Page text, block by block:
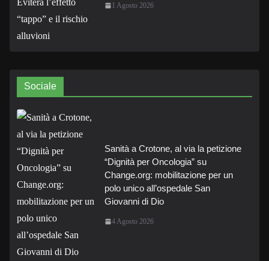
1 Agosto 2026
Sociale
Sanità a Crotone, al via la petizione
“Dignità per Oncologia” su
Change.org: mobilitazione per un
polo unico all’ospedale San
Giovanni di Dio
4 Agosto 2026